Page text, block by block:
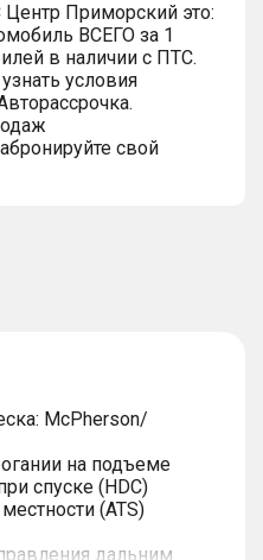
Приморский это:
ВСЕГО за 1
в наличии с ПТС.
условия
свой
McPherson/
на подъеме
спуске (HDC)
(ATS)
дальним